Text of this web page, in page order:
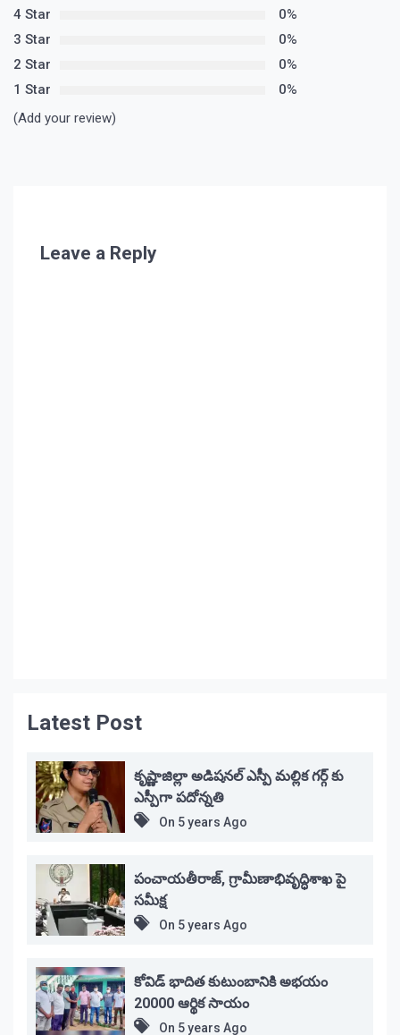
4 Star
0%
3 Star
0%
2 Star
0%
1 Star
0%
(Add your review)
Leave a Reply
Latest Post
కృష్ణాజిల్లా అడిషనల్ ఎస్పీ మల్లిక గర్గ్ కు
ఎస్పీగా పదోన్నతి
On 5 years Ago
పంచాయతీరాజ్, గ్రామీణాభివృద్ధిశాఖ పై
సమీక్ష
On 5 years Ago
కోవిడ్ భాదిత కుటుంబానికి అభయం
20000 ఆర్థిక సాయం
On 5 years Ago